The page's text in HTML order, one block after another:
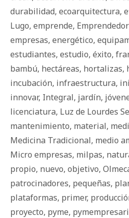
durabilidad, ecoarquitectura,
Lugo, emprende,
empresas, energético,
estudiantes, estudio, éxito,
bambú, hectáreas, hortalizas,
incubación, infraestructura,
innovar, Integral, jardín,
licenciatura, Luz de Lourdes
mantenimiento, material,
Medicina Tradicional, medio
Micro empresas, milpas,
propio, nuevo, objetivo,
patrocinadores, pequeñas,
plataformas, primer,
proyecto, pyme,